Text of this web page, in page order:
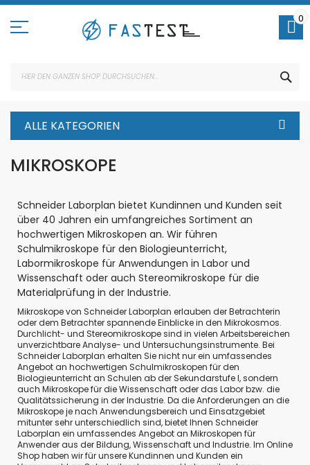
Direkt
Inhalt
0
ALLE KATEGORIEN
MIKROSKOPE
Schneider Laborplan bietet Kundinnen und Kunden seit
über 40 Jahren ein umfangreiches Sortiment an
hochwertigen Mikroskopen an. Wir führen
Schulmikroskope für den Biologieunterricht,
Labormikroskope für Anwendungen in Labor und
Wissenschaft oder auch Stereomikroskope für die
Materialprüfung in der Industrie.
Mikroskope von Schneider Laborplan erlauben der Betrachterin
oder dem Betrachter spannende Einblicke in den Mikrokosmos.
Durchlicht- und Stereomikroskope sind in vielen Arbeitsbereichen
unverzichtbare Analyse- und Untersuchungsinstrumente. Bei
Schneider Laborplan erhalten Sie nicht nur ein umfassendes
Angebot an hochwertigen Schulmikroskopen für den
Biologieunterricht an Schulen ab der Sekundarstufe I, sondern
auch Mikroskope für die Wissenschaft oder das Labor bzw. die
Qualitätssicherung in der Industrie. Da die Anforderungen an die
Mikroskope je nach Anwendungsbereich und Einsatzgebiet
mitunter sehr unterschiedlich sind, bietet Ihnen Schneider
Laborplan ein umfassendes Angebot an Mikroskopen für
Anwender aus der Bildung, Wissenschaft und Industrie. Im Online
Shop haben wir für unsere Kundinnen und Kunden ein